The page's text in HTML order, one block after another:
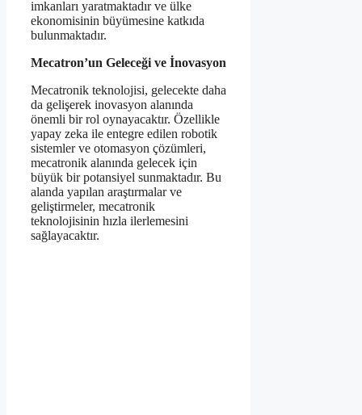
imkanları yaratmaktadır ve ülke
ekonomisinin büyümesine katkıda
bulunmaktadır.
Mecatron’un Geleceği ve İnovasyon
Mecatronik teknolojisi, gelecekte daha
da gelişerek inovasyon alanında
önemli bir rol oynayacaktır. Özellikle
yapay zeka ile entegre edilen robotik
sistemler ve otomasyon çözümleri,
mecatronik alanında gelecek için
büyük bir potansiyel sunmaktadır. Bu
alanda yapılan araştırmalar ve
geliştirmeler, mecatronik
teknolojisinin hızla ilerlemesini
sağlayacaktır.